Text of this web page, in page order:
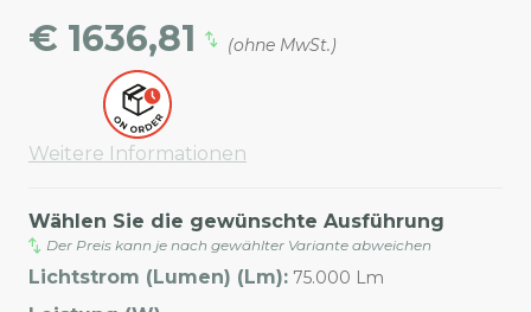
€ 1636,81
(ohne MwSt.)
Weitere Informationen
Wählen Sie die gewünschte Ausführung
Der Preis kann je nach gewählter Variante abweichen
Lichtstrom (Lumen) (Lm): 75.000 Lm